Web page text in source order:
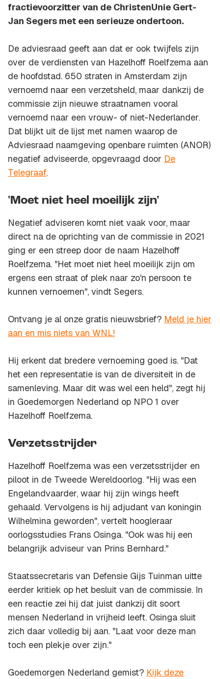
fractievoorzitter van de ChristenUnie Gert-
Jan Segers met een serieuze ondertoon.
De adviesraad geeft aan dat er ook twijfels zijn
over de verdiensten van Hazelhoff Roelfzema aan
de hoofdstad. 650 straten in Amsterdam zijn
vernoemd naar een verzetsheld, maar dankzij de
commissie zijn nieuwe straatnamen vooral
vernoemd naar een vrouw- of niet-Nederlander.
Dat blijkt uit de lijst met namen waarop de
Adviesraad naamgeving openbare ruimten (ANOR)
negatief adviseerde, opgevraagd door De
Telegraaf.
'Moet niet heel moeilijk zijn'
Negatief adviseren komt niet vaak voor, maar
direct na de oprichting van de commissie in 2021
ging er een streep door de naam Hazelhoff
Roelfzema. "Het moet niet heel moeilijk zijn om
ergens een straat of plek naar zo'n persoon te
kunnen vernoemen", vindt Segers.
Ontvang je al onze gratis nieuwsbrief? Meld je hier
aan en mis niets van WNL!
Hij erkent dat bredere vernoeming goed is. "Dat
het een representatie is van de diversiteit in de
samenleving. Maar dit was wel een held", zegt hij
in Goedemorgen Nederland op NPO 1 over
Hazelhoff Roelfzema.
Verzetsstrijder
Hazelhoff Roelfzema was een verzetsstrijder en
piloot in de Tweede Wereldoorlog. "Hij was een
Engelandvaarder, waar hij zijn wings heeft
gehaald. Vervolgens is hij adjudant van koningin
Wilhelmina geworden", vertelt hoogleraar
oorlogsstudies Frans Osinga. "Ook was hij een
belangrijk adviseur van Prins Bernhard."
Staatssecretaris van Defensie Gijs Tuinman uitte
eerder kritiek op het besluit van de commissie. In
een reactie zei hij dat juist dankzij dit soort
mensen Nederland in vrijheid leeft. Osinga sluit
zich daar volledig bij aan. "Laat voor deze man
toch een plekje over zijn."
Goedemorgen Nederland gemist? Kijk deze